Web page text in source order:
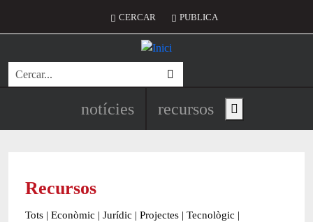
Menú del compte d'usuari
CERCAR PUBLICA
Cerca
Navegació principal de
notícies recursos Show main menu
Recursos
Tots | Econòmic | Jurídic | Projectes | Tecnològic |